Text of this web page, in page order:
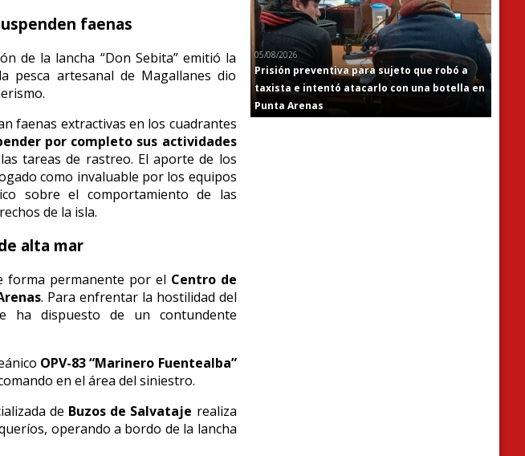
faenas
de la lancha “Don Sebita” emitió la
pesca artesanal de Magallanes dio
faenas extractivas en los cuadrantes
por completo sus actividades
tareas de rastreo. El aporte de los
como invaluable por los equipos
sobre el comportamiento de las
de la isla.
alta mar
forma permanente por el Centro de
. Para enfrentar la hostilidad del
ha dispuesto de un contundente
OPV-83 “Marinero Fuentealba”
en el área del siniestro.
de Buzos de Salvataje realiza
operando a bordo de la lancha
05/08/2026
Prisión preventiva para sujeto que robó a
taxista e intentó atacarlo con una botella en
Punta Arenas